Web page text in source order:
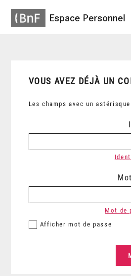
Espace Personnel
VOUS AVEZ DÉJÀ UN
Les champs avec un
Afficher mot de passe
Mot de